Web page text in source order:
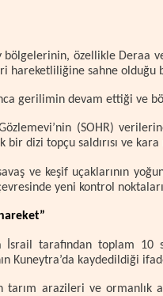
bölgelerinin, özellikle Deraa
hareketliliğine sahne olduğu
gerilimin devam ettiği ve
(SOHR)
bir dizi topçu saldırısı ve
ve keşif uçaklarının
yeni kontrol
İsrail tarafından toplam 10
Kuneytra’da kaydedildiği
tarım arazileri ve ormanlık